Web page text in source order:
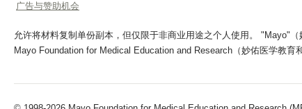
广告与赞助机会
允许将材料复制单份副本，但仅限于非商业用途之个人使用。 "Mayo"
Mayo Foundation for Medical Education and Research（妙佑医学教育